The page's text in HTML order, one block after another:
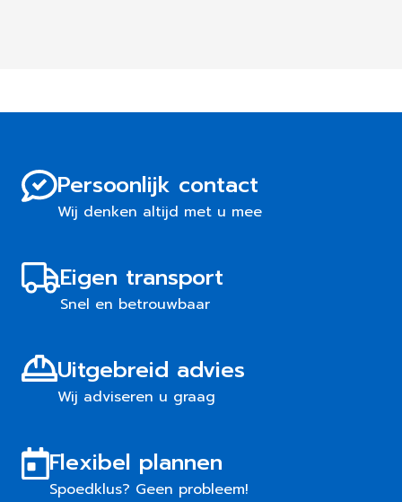
Persoonlijk contact
Wij denken altijd met u mee
Eigen transport
Snel en betrouwbaar
Uitgebreid advies
Wij adviseren u graag
Flexibel plannen
Spoedklus? Geen probleem!